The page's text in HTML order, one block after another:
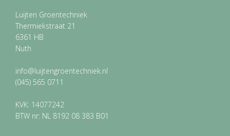
Luijten Groentechniek
Thermiekstraat 21
6361 HB
Nuth
info@luijtengroentechniek.nl
(045) 565 0711
KVK: 14077242
BTW nr: NL 8192 08 383 B01